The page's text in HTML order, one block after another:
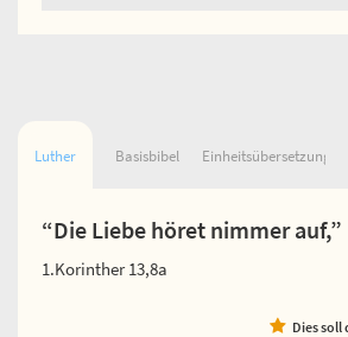
Luther Basisbibel Einheitsübersetzung
“Die Liebe höret nimmer auf,”
1.Korinther 13,8a
Dies soll